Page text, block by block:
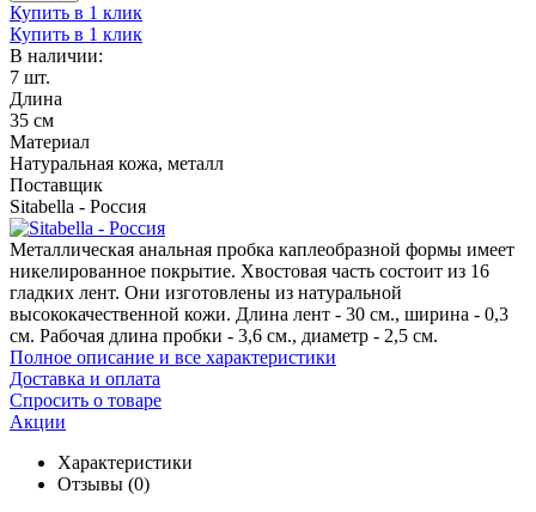
Купить в 1 клик
Купить в 1 клик
В наличии:
7 шт.
Длина
35 см
Материал
Натуральная кожа, металл
Поставщик
Sitabella - Россия
Металлическая анальная пробка каплеобразной формы имеет
никелированное покрытие. Хвостовая часть состоит из 16
гладких лент. Они изготовлены из натуральной
высококачественной кожи. Длина лент - 30 см., ширина - 0,3
см. Рабочая длина пробки - 3,6 см., диаметр - 2,5 см.
Полное описание и все характеристики
Доставка и оплата
Спросить о товаре
Акции
Характеристики
Отзывы (0)